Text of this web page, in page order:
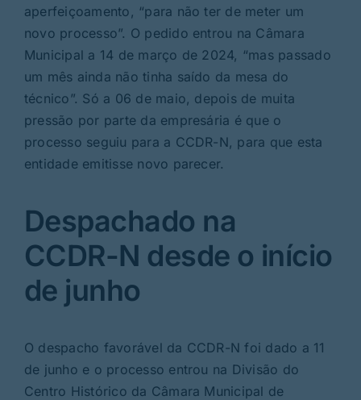
aperfeiçoamento, “para não ter de meter um
novo processo”. O pedido entrou na Câmara
Municipal a 14 de março de 2024, “mas passado
um mês ainda não tinha saído da mesa do
técnico”. Só a 06 de maio, depois de muita
pressão por parte da empresária é que o
processo seguiu para a CCDR-N, para que esta
entidade emitisse novo parecer.
Despachado na
CCDR-N desde o início
de junho
O despacho favorável da CCDR-N foi dado a 11
de junho e o processo entrou na Divisão do
Centro Histórico da Câmara Municipal de